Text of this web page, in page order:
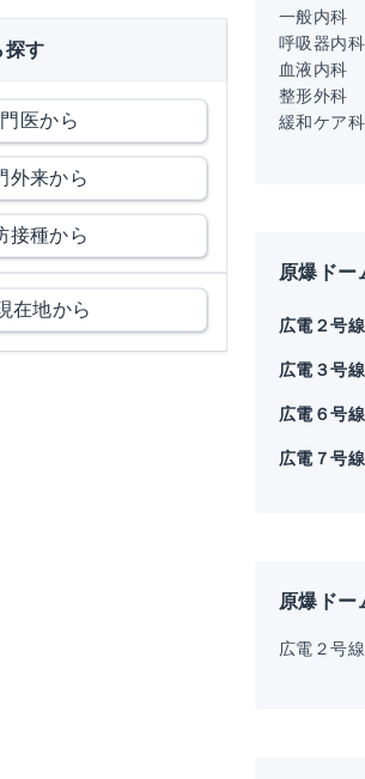
探す
医から
外来から
接種から
在地から
一般内科
呼吸器内科
血液内科
整形外科
緩和ケア科
原爆ドー
広電２号
広電３号線
広電６号
広電７号線
原爆ドー
広電２号